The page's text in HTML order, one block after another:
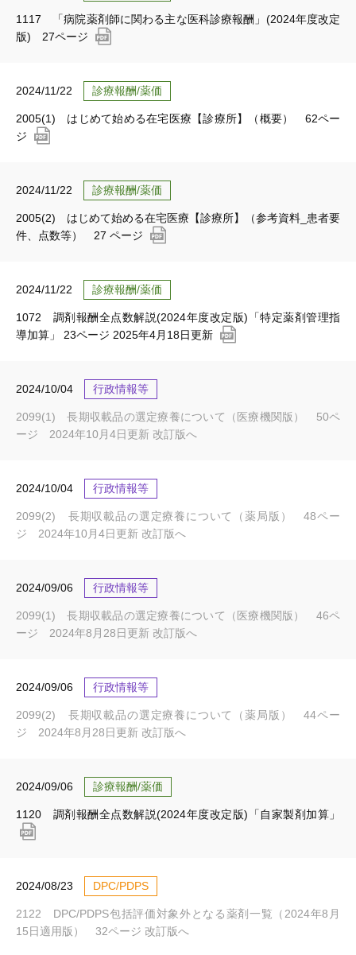
1117 「病院薬剤師に関わる主な医科診療報酬」(2024年度改定
版) 27ページ
2024/11/22 診療報酬/薬価
2005(1) はじめて始める在宅医療【診療所】（概要） 62ペー
ジ
2024/11/22 診療報酬/薬価
2005(2) はじめて始める在宅医療【診療所】（参考資料_患者要
件、点数等） 27 ページ
2024/11/22 診療報酬/薬価
1072 調剤報酬全点数解説(2024年度改定版)「特定薬剤管理指
導加算」 23ページ 2025年4月18日更新
2024/10/04 行政情報等
2099(1) 長期収載品の選定療養について（医療機関版） 50ペ
ージ 2024年10月4日更新 改訂版へ
2024/10/04 行政情報等
2099(2) 長期収載品の選定療養について（薬局版） 48ペー
ジ 2024年10月4日更新 改訂版へ
2024/09/06 行政情報等
2099(1) 長期収載品の選定療養について（医療機関版） 46ペ
ージ 2024年8月28日更新 改訂版へ
2024/09/06 行政情報等
2099(2) 長期収載品の選定療養について（薬局版） 44ペー
ジ 2024年8月28日更新 改訂版へ
2024/09/06 診療報酬/薬価
1120 調剤報酬全点数解説(2024年度改定版)「自家製剤加算」
2024/08/23 DPC/PDPS
2122 DPC/PDPS包括評価対象外となる薬剤一覧（2024年8月
15日適用版） 32ページ 改訂版へ